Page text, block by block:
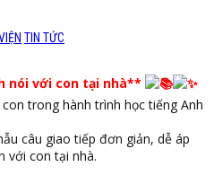
TIN TỨC
nói với con tại nhà**
trong hành trình học tiếng Anh
câu giao tiếp đơn giản, dễ áp
với con tại nhà.